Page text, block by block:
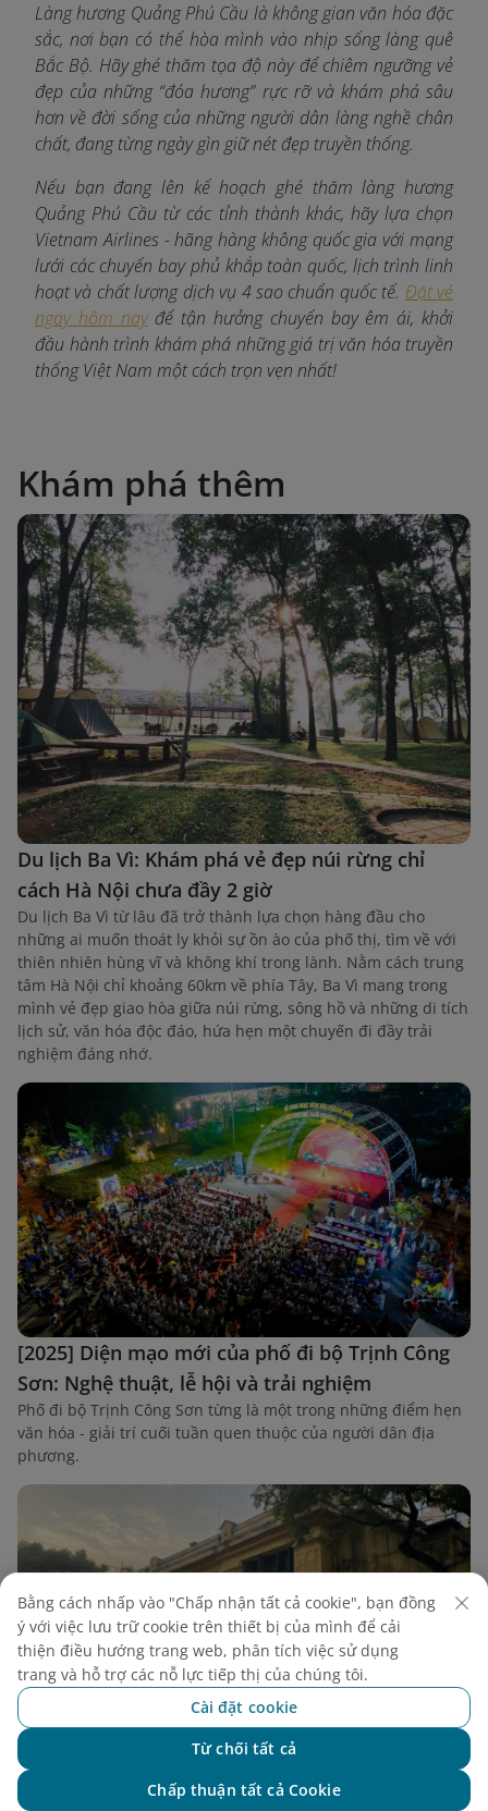
Làng hương Quảng Phú Cầu là không gian văn hóa đặc
sắc, nơi bạn có thể hòa mình vào nhịp sống làng quê
Bắc Bộ. Hãy ghé thăm tọa độ này để chiêm ngưỡng vẻ
đẹp của những “đóa hương” rực rỡ và khám phá sâu
hơn về đời sống của những người dân làng nghề chân
chất, đang từng ngày gìn giữ nét đẹp truyền thống.
Nếu bạn đang lên kế hoạch ghé thăm làng hương
Quảng Phú Cầu từ các tỉnh thành khác, hãy lựa chọn
Vietnam Airlines - hãng hàng không quốc gia với mạng
lưới các chuyến bay phủ khắp toàn quốc, lịch trình linh
hoạt và chất lượng dịch vụ 4 sao chuẩn quốc tế. Đặt vé
ngay hôm nayđể tận hưởng chuyến bay êm ái, khởi
đầu hành trình khám phá những giá trị văn hóa truyền
thống Việt Nam một cách trọn vẹn nhất!
Khám phá thêm
Du lịch Ba Vì: Khám phá vẻ đẹp núi rừng chỉ
cách Hà Nội chưa đầy 2 giờ
Du lịch Ba Vì từ lâu đã trở thành lựa chọn hàng đầu cho
những ai muốn thoát ly khỏi sự ồn ào của phố thị, tìm về với
thiên nhiên hùng vĩ và không khí trong lành. Nằm cách trung
tâm Hà Nội chỉ khoảng 60km về phía Tây, Ba Vì mang trong
mình vẻ đẹp giao hòa giữa núi rừng, sông hồ và những di tích
lịch sử, văn hóa độc đáo, hứa hẹn một chuyến đi đầy trải
nghiệm đáng nhớ.
[2025] Diện mạo mới của phố đi bộ Trịnh Công
Sơn: Nghệ thuật, lễ hội và trải nghiệm
Phố đi bộ Trịnh Công Sơn từng là một trong những điểm hẹn
văn hóa - giải trí cuối tuần quen thuộc của người dân địa
phương.
Hà Nội đi đâu chơi? TOP 30++ địa điểm cho gia
Bằng cách nhấp vào "Chấp nhận tất cả cookie", bạn đồng
ý với việc lưu trữ cookie trên thiết bị của mình để cải
thiện điều hướng trang web, phân tích việc sử dụng
trang và hỗ trợ các nỗ lực tiếp thị của chúng tôi.
Cài đặt cookie
Từ chối tất cả
Chấp thuận tất cả Cookie